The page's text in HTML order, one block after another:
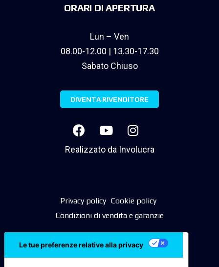
ORARI DI APERTURA
Lun – Ven
08.00-12.00 | 13.30-17.30
Sabato Chiuso
DIVENTA RIVENDITORE
Realizzato da Involucra
Privacy policy Cookie policy
Condizioni di vendita e garanzie
Le tue preferenze relative alla privacy